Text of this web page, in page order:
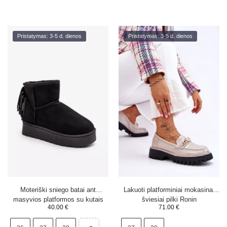
Pristatymas: 3-5 d. dienos
Moteriški sniego batai ant
masyvios platformos su kutais
juodi Lirico
40.00 €
Pristatymas: 3-5 d. dienos
Lakuoti platforminiai mokasinai
šviesiai pilki Ronin
71.00 €